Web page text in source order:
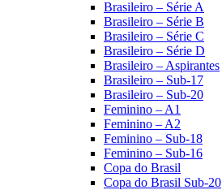
Brasileiro – Série A
Brasileiro – Série B
Brasileiro – Série C
Brasileiro – Série D
Brasileiro – Aspirantes
Brasileiro – Sub-17
Brasileiro – Sub-20
Feminino – A1
Feminino – A2
Feminino – Sub-18
Feminino – Sub-16
Copa do Brasil
Copa do Brasil Sub-20